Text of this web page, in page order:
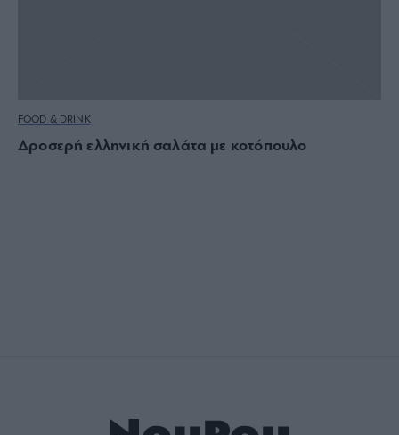
FOOD & DRINK
Δροσερή ελληνική σαλάτα με κοτόπουλο